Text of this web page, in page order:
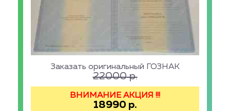
Заказать оригинальный ГОЗНАК
22000р.
ВНИМАНИЕ АКЦИЯ !!!
18990 р.